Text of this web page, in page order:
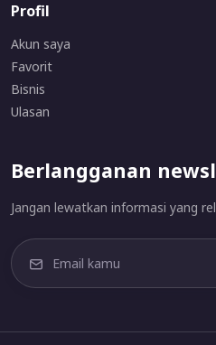
Profil
Akun saya
Favorit
Bisnis
Ulasan
Berlangganan
Jangan lewatkan informasi yang